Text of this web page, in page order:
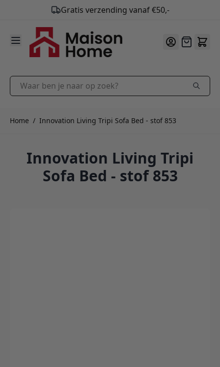
Gratis verzending vanaf €50,-
9.9/10
Ga naar de inhoud
Offerte
Waar ben je naar op zoek?
Home / Innovation Living Tripi Sofa Bed - stof 853
Innovation Living Tripi
Sofa Bed - stof 853